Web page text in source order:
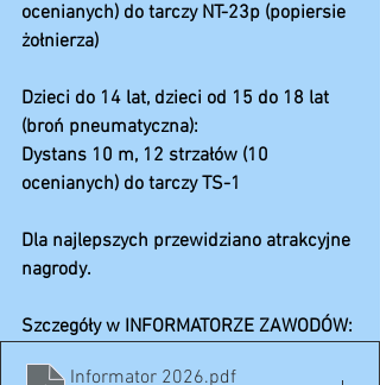
ocenianych) do tarczy NT-23p (popiersie
żołnierza)
Dzieci do 14 lat, dzieci od 15 do 18 lat
(broń pneumatyczna):
Dystans 10 m, 12 strzałów (10
ocenianych) do tarczy TS-1
Dla najlepszych przewidziano atrakcyjne
nagrody.
Szczegóły w INFORMATORZE ZAWODÓW:
Informator 2026.pdf